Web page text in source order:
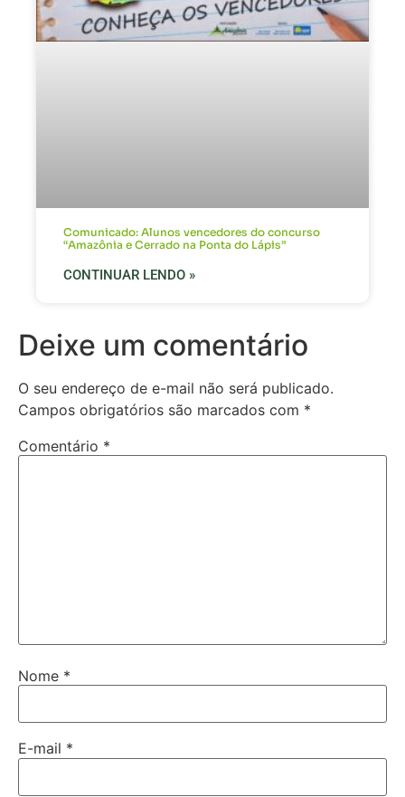
Comunicado: Alunos vencedores do concurso
“Amazônia e Cerrado na Ponta do Lápis”
CONTINUAR LENDO »
Deixe um comentário
O seu endereço de e-mail não será publicado.
Campos obrigatórios são marcados com *
Comentário *
Nome *
E-mail *